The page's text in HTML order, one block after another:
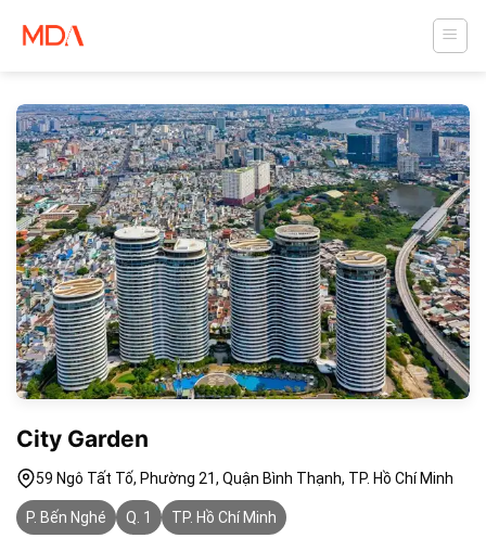
City Garden
59 Ngô Tất Tố, Phường 21, Quận Bình Thạnh, TP. Hồ Chí Minh
P. Bến Nghé Q. 1 TP. Hồ Chí Minh